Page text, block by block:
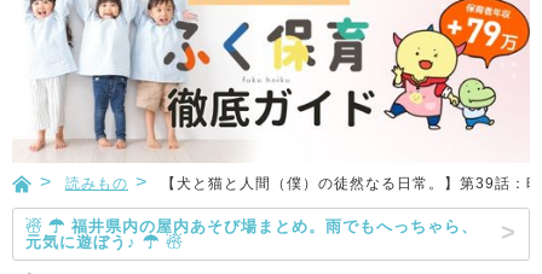
読みもの 【犬と猫と人間（僕）の徒然なる日常。】第39話：
☃ ☂ 福井県内の屋内あそび場まとめ。雨でもへっちゃら、
元気に遊ぼう♪ ☂ ☃